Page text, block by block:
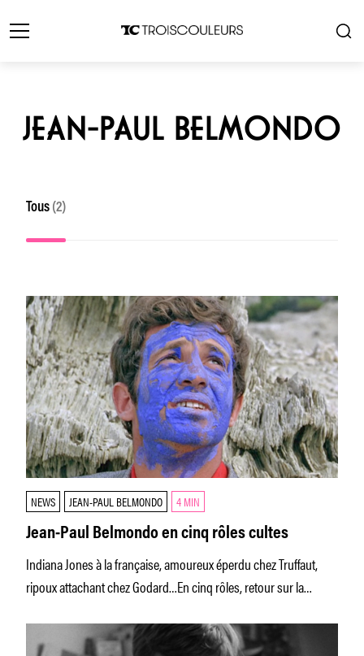
JEAN-PAUL BELMONDO
Tous (2)
NEWS JEAN-PAUL BELMONDO 4 MIN
Jean-Paul Belmondo en cinq rôles cultes
Indiana Jones à la française, amoureux éperdu chez Truffaut,
ripoux attachant chez Godard…En cinq rôles, retour sur la